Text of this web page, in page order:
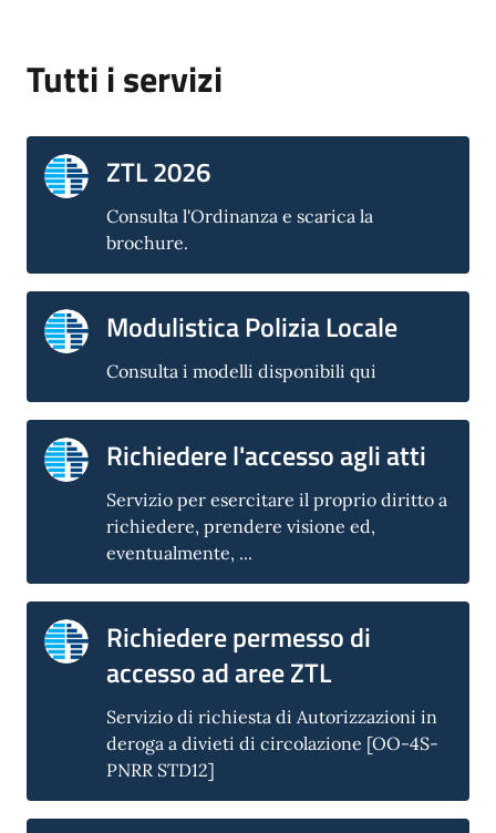
Tutti i servizi
ZTL 2026
Consulta l'Ordinanza e scarica la
brochure.
Modulistica Polizia Locale
Consulta i modelli disponibili qui
Richiedere l'accesso agli atti
Servizio per esercitare il proprio diritto a
richiedere, prendere visione ed,
eventualmente, ...
Richiedere permesso di
accesso ad aree ZTL
Servizio di richiesta di Autorizzazioni in
deroga a divieti di circolazione [OO-4S-
PNRR STD12]